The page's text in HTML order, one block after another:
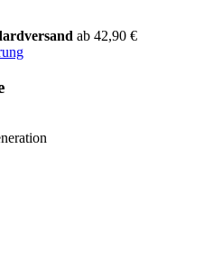
ab 42,90 €